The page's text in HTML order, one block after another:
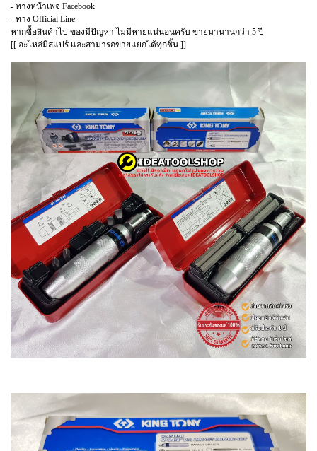
- ทางหน้าเพจ Facebook
- ทาง Official Line
หากซื้อสินค้าไป ของมีปัญหา ไม่มีหายแน่นอนครับ ขายมานานกว่า 5 ปี
[[ อะไหล่มีสแปร์ และสามารถขายแยกได้ทุกชิ้น ]]